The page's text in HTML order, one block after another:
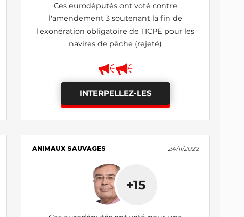
Ces eurodéputés ont voté contre
l'amendement 3 soutenant la fin de
l'exonération obligatoire de TICPE pour les
navires de pêche (rejeté)
INTERPELLEZ-LES
ANIMAUX SAUVAGES 24/11/2022
+15